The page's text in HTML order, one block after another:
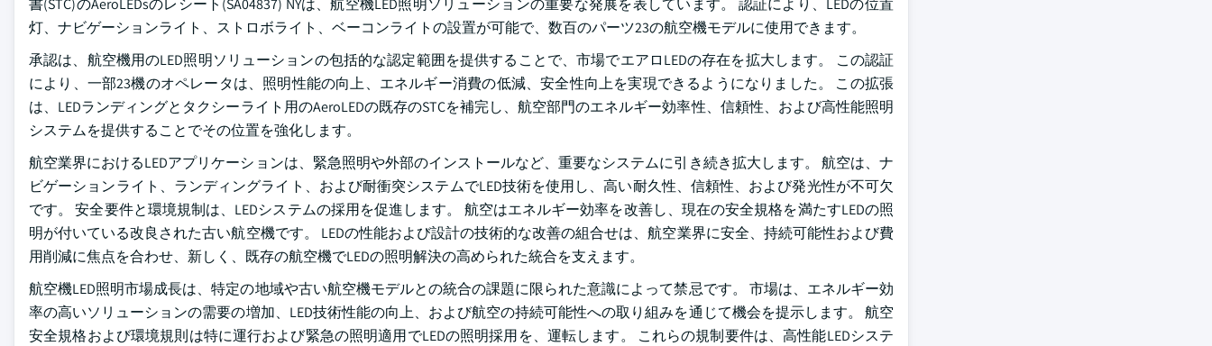
書(STC)のAeroLEDsのレシート(SA04837) NYは、航空機LED照明ソリューションの重要な発展を表しています。 認証により、LEDの位置
灯、ナビゲーションライト、ストロボライト、ベーコンライトの設置が可能で、数百のパーツ23の航空機モデルに使用できます。
承認は、航空機用のLED照明ソリューションの包括的な認定範囲を提供することで、市場でエアロLEDの存在を拡大します。 この認証
により、一部23機のオペレータは、照明性能の向上、エネルギー消費の低減、安全性向上を実現できるようになりました。 この拡張
は、LEDランディングとタクシーライト用のAeroLEDの既存のSTCを補完し、航空部門のエネルギー効率性、信頼性、および高性能照明
システムを提供することでその位置を強化します。
航空業界におけるLEDアプリケーションは、緊急照明や外部のインストールなど、重要なシステムに引き続き拡大します。 航空は、ナ
ビゲーションライト、ランディングライト、および耐衝突システムでLED技術を使用し、高い耐久性、信頼性、および発光性が不可欠
です。 安全要件と環境規制は、LEDシステムの採用を促進します。 航空はエネルギー効率を改善し、現在の安全規格を満たすLEDの照
明が付いている改良された古い航空機です。 LEDの性能および設計の技術的な改善の組合せは、航空業界に安全、持続可能性および費
用削減に焦点を合わせ、新しく、既存の航空機でLEDの照明解決の高められた統合を支えます。
航空機LED照明市場成長は、特定の地域や古い航空機モデルとの統合の課題に限られた意識によって禁忌です。 市場は、エネルギー効
率の高いソリューションの需要の増加、LED技術性能の向上、および航空の持続可能性への取り組みを通じて機会を提示します。 航空
安全規格および環境規則は特に運行および緊急の照明適用でLEDの照明採用を、運転します。 これらの規制要件は、高性能LEDシステ